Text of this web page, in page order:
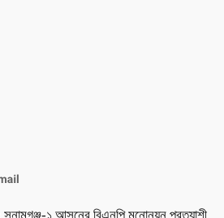
সুনামগঞ্জ-১ আসনের বিএনপি মনোনয়ন প্রত্যাশী